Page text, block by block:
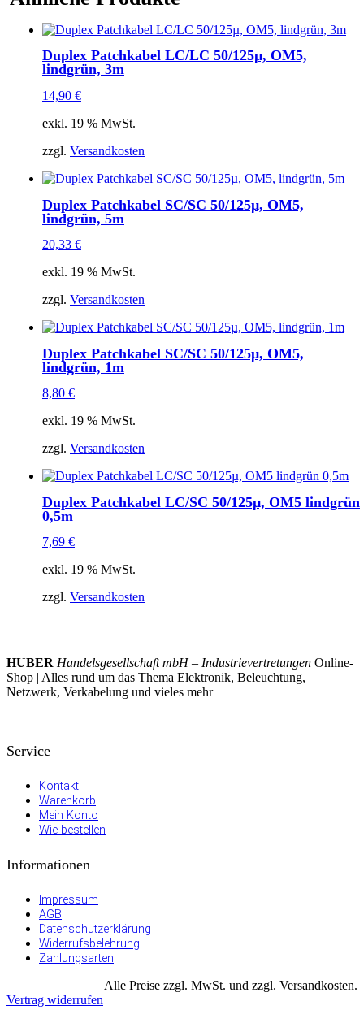
Duplex Patchkabel LC/LC 50/125µ, OM5,
lindgrün, 3m
14,90 €
exkl. 19 % MwSt.
zzgl. Versandkosten
Duplex Patchkabel SC/SC 50/125µ, OM5,
lindgrün, 5m
20,33 €
exkl. 19 % MwSt.
zzgl. Versandkosten
Duplex Patchkabel SC/SC 50/125µ, OM5,
lindgrün, 1m
8,80 €
exkl. 19 % MwSt.
zzgl. Versandkosten
Duplex Patchkabel LC/SC 50/125µ, OM5 lindgrün
0,5m
7,69 €
exkl. 19 % MwSt.
zzgl. Versandkosten
HUBER Handelsgesellschaft mbH – Industrievertretungen Online-
Shop | Alles rund um das Thema Elektronik, Beleuchtung,
Netzwerk, Verkabelung und vieles mehr
Service
Kontakt
Warenkorb
Mein Konto
Wie bestellen
Informationen
Impressum
AGB
Datenschutzerklärung
Widerrufsbelehrung
Zahlungsarten
Alle Preise zzgl. MwSt. und zzgl. Versandkosten.
Vertrag widerrufen